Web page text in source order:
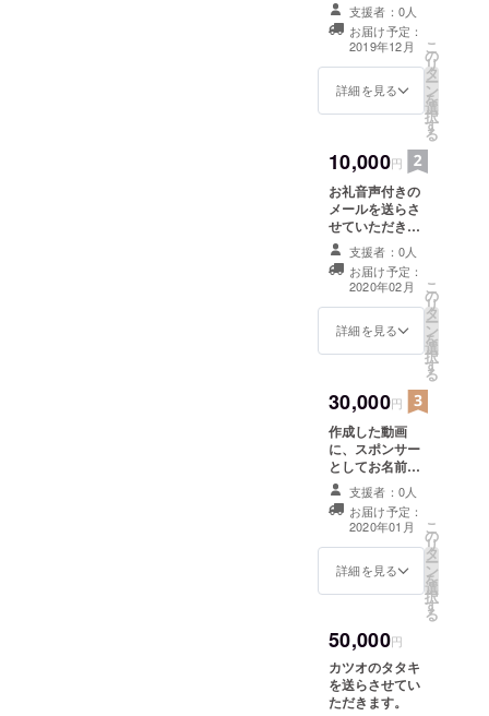
支援者：0人
お届け予定：
2019年12月
詳細を見る
こ
の
リ
タ
ー
ン
を
選
択
す
る
10,000円
お礼音声付きの
メールを送らさ
せていただきま
す。支援者：0人
お届け予定：
2020年02月
詳細を見る
こ
の
リ
タ
ー
ン
を
選
択
す
る
30,000円
作成した動画
に、スポンサー
としてお名前を
載せさせていた
だきます。（2
回） ※目標金額
未達の場合、現
状あるiPhoneな
どで撮影したも
※支援時ご希望の
よい名前)を備考
欄へ記入くださ
い
支援者：0人
お届け予定：
2020年01月
詳細を見る
こ
の
リ
タ
ー
ン
を
選
択
す
る
50,000円
カツオのタタキ
を送らさせてい
ただきます。